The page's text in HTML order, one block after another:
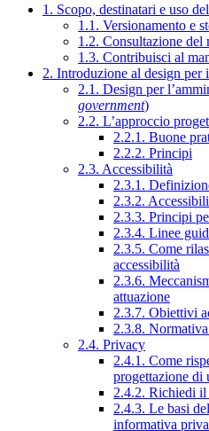
1. Scopo, destinatari e uso
1.1. Versionamento e
1.2. Consultazione del
1.3. Contribuisci al
2. Introduzione al design
2.1. Design per
government)
2.2. L’approccio
2.2.1. Buone
2.2.2. Principi
2.3. Accessibilità
2.3.1.
2.3.2.
2.3.3. Principi
2.3.4. Linee
2.3.5. Come
accessibilità
2.3.6.
attuazione
2.3.7. Obiettivi
2.3.8.
2.4. Privacy
2.4.1. Come
progettazione di
2.4.2. Richiedi il
2.4.3. Le basi
informativa